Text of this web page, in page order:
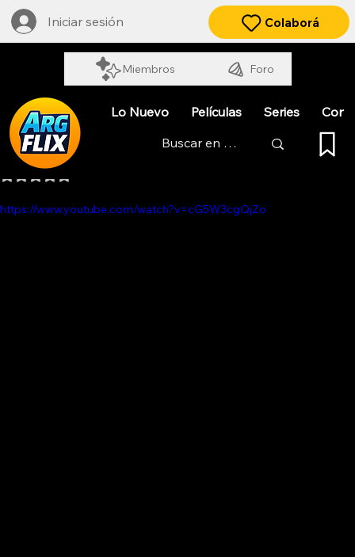
Iniciar sesión
Miembros Foro
Colaborá
Lo Nuevo Películas Series
EL HABILITADO
Obtuvo NaN de 5 estrellas.
https://www.youtube.com/watch?v=cG5W3cgQjZo